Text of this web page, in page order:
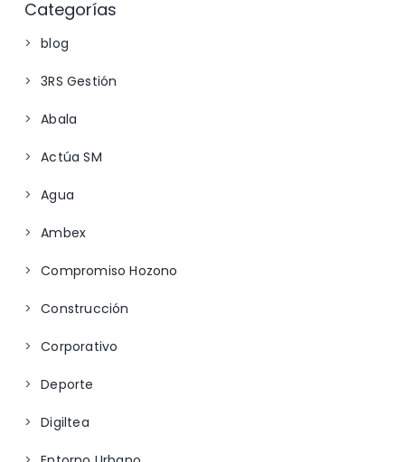
Categorías
blog
3RS Gestión
Abala
Actúa SM
Agua
Ambex
Compromiso Hozono
Construcción
Corporativo
Deporte
Digiltea